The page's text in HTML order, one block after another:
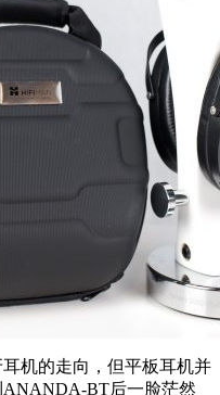
机的走向，但平板耳机并
BT后一脸茫然